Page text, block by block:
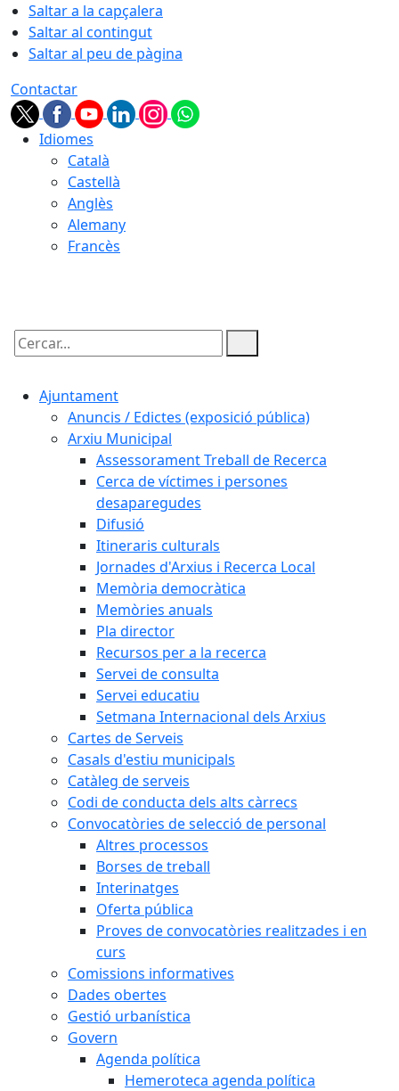
Saltar a la capçalera
Saltar al contingut
Saltar al peu de pàgina
Contactar
Idiomes
Català
Castellà
Anglès
Alemany
Francès
Cercar:
Ajuntament
Anuncis / Edictes (exposició pública)
Arxiu Municipal
Assessorament Treball de Recerca
Cerca de víctimes i persones
desaparegudes
Difusió
Itineraris culturals
Jornades d'Arxius i Recerca Local
Memòria democràtica
Memòries anuals
Pla director
Recursos per a la recerca
Servei de consulta
Servei educatiu
Setmana Internacional dels Arxius
Cartes de Serveis
Casals d'estiu municipals
Catàleg de serveis
Codi de conducta dels alts càrrecs
Convocatòries de selecció de personal
Altres processos
Borses de treball
Interinatges
Oferta pública
Proves de convocatòries realitzades i en
curs
Comissions informatives
Dades obertes
Gestió urbanística
Govern
Agenda política
Hemeroteca agenda política